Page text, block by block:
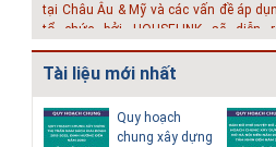
tại Châu Âu & Mỹ và các vấn đề áp
tổ chức bởi HOUSELINK sẽ diễn
26/06/2018 tại Khách sạn Pan Pacific,
# 04.03.2017 | 10:56
Độc đáo 3 địa danh thu nhỏ
giữa lòng Hà Nội
Tài liệu mới nhất
Quy hoạch
chung xây dựng